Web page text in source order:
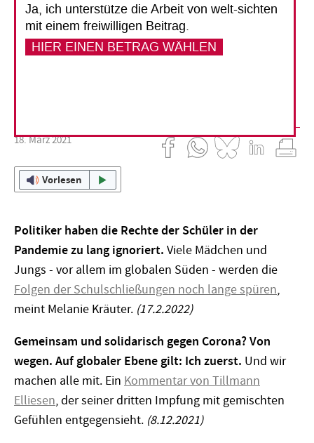
Was bedeutet die Corona-Pandemie für
Menschen in armen Ländern? Wie kann
sichergestellt werden, dass ein möglicher
18. März 2021
Vorlesen
Politiker haben die Rechte der Schüler in der
Pandemie zu lang ignoriert. Viele Mädchen und
Jungs - vor allem im globalen Süden - werden die
Folgen der Schulschließungen noch lange spüren,
meint Melanie Kräuter. (17.2.2022)
Gemeinsam und solidarisch gegen Corona? Von
wegen. Auf globaler Ebene gilt: Ich zuerst. Und wir
machen alle mit. Ein Kommentar von Tillmann
Elliesen, der seiner dritten Impfung mit gemischten
Gefühlen entgegensieht. (8.12.2021)
Ja, ich unterstütze die Arbeit von welt-sichten
mit einem freiwilligen Beitrag.
HIER EINEN BETRAG WÄHLEN